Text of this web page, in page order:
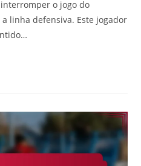
o jogo do
linha defensiva. Este jogador